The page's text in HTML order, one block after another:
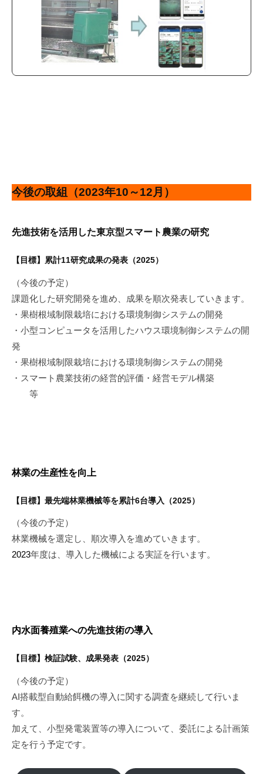
今後の取組（2023年10～12月）
先進技術を活用した東京型スマート農業の研究
【目標】累計11研究成果の発表（2025）
（今後の予定）
課題化した研究開発を進め、成果を順次発表していきます。
・果樹根域制限栽培における環境制御システムの開発
・小型コンピュータを活用したハウス環境制御システムの開
発
・果樹根域制限栽培における環境制御システムの開発
・スマート農業技術の経営的評価・経営モデル構築
等
林業の生産性を向上
【目標】最先端林業機械等を累計6台導入（2025）
（今後の予定）
林業機械を選定し、順次導入を進めていきます。
2023年度は、導入した機械による実証を行います。
内水面養殖業への先進技術の導入
【目標】検証試験、成果発表（2025）
（今後の予定）
AI搭載型自動給餌機の導入に関する調査を継続して行いま
す。
加えて、小型発電装置等の導入について、委託による計画策
定を行う予定です。